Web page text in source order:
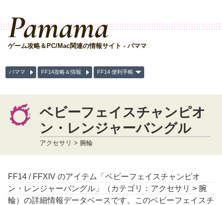
Pamama
ゲーム攻略＆PC/Mac関連の情報サイト - パママ
パママ FF14攻略＆情報 FF14 便利手帳
ベビーフェイスチャンピオ
ン・レンジャーバングル
アクセサリ > 腕輪
FF14 / FFXIV のアイテム「ベビーフェイスチャンピオ
ン・レンジャーバングル」（カテゴリ：アクセサリ > 腕
輪）の詳細情報データベースです。このベビーフェイスチ